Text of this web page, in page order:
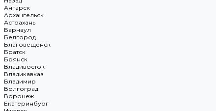
Ангарск
Архангельск
Астрахань
Барнаул
Белгород
Благовещенск
Братск
Брянск
Владивосток
Владикавказ
Владимир
Волгоград
Воронеж
Екатеринбург